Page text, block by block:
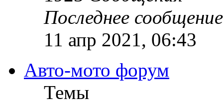
Последнее сообщение
11 апр 2021, 06:43
Авто-мото форум
Темы